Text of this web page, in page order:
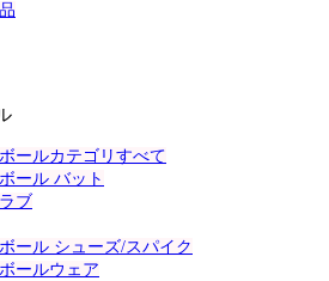
ールカテゴリすべて
ール バット
ブ
ール シューズ/スパイク
ールウェア